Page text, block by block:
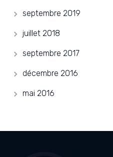
septembre 2019
juillet 2018
septembre 2017
décembre 2016
mai 2016